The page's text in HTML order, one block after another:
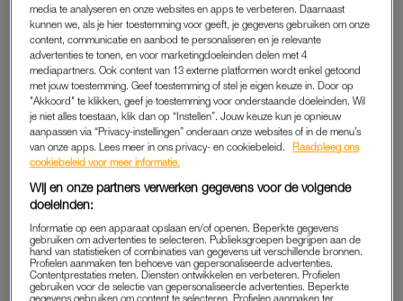
Dat ging een paar maanden zo door, tot ik heel stom struikelde
en mijn voet brak. Omdat ik tijdelijk niet kon werken, moest ik
eigenlijk wel meer met mezelf aan de slag. Daardoor kwam
naar boven dat ik wat vertrouwensissues had, dat ik Paul
bijvoorbeeld niet helemaal geloofde als hij naderhand vertelde
over een avondje stappen. Toen ik dat na wat overpeinzingen
met hem deelde, biechtte hij eigenlijk meteen op dat er iets
speelde.”
Bedrogen vrouw Lianne (37):
'Zij krijgt de leuke John en ik
de depressieve versie? Dácht
het niet'
media te analyseren en onze websites en apps te verbeteren. Daarnaast
kunnen we, als je hier toestemming voor geeft, je gegevens gebruiken om onze
content, communicatie en aanbod te personaliseren en je relevante
advertenties te tonen, en voor marketingdoeleinden delen met 4
mediapartners. Ook content van 13 externe platformen wordt enkel getoond
met jouw toestemming. Geef toestemming of stel je eigen keuze in. Door op
"Akkoord" te klikken, geef je toestemming voor onderstaande doeleinden. Wil
je niet alles toestaan, klik dan op “Instellen”. Jouw keuze kun je opnieuw
aanpassen via “Privacy-instellingen” onderaan onze websites of in de menu’s
van onze apps. Lees meer in ons privacy- en cookiebeleid.
Raadpleeg ons
cookiebeleid voor meer informatie.
Wij en onze partners verwerken gegevens voor de volgende
doeleinden:
Informatie op een apparaat opslaan en/of openen. Beperkte gegevens
gebruiken om advertenties te selecteren. Publieksgroepen begrijpen aan de
hand van statistieken of combinaties van gegevens uit verschillende bronnen.
Profielen aanmaken ten behoeve van gepersonaliseerde advertenties.
Contentprestaties meten. Diensten ontwikkelen en verbeteren. Profielen
gebruiken voor de selectie van gepersonaliseerde advertenties. Beperkte
gegevens gebruiken om content te selecteren. Profielen aanmaken ter